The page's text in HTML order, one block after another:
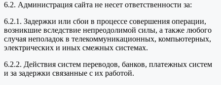
6.2. Администрация сайта не несет ответственности за:
6.2.1. Задержки или сбои в процессе совершения операции,
возникшие вследствие непреодолимой силы, а также любого
случая неполадок в телекоммуникационных, компьютерных,
электрических и иных смежных системах.
6.2.2. Действия систем переводов, банков, платежных систем
и за задержки связанные с их работой.